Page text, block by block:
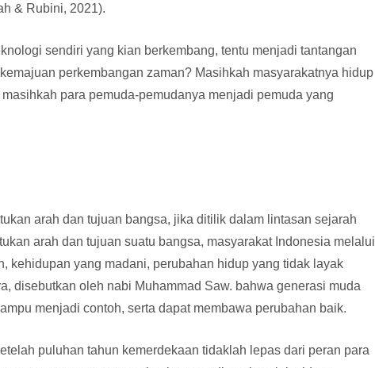
& Rubini, 2021).
sendiri yang kian berkembang, tentu menjadi tantangan
perkembangan zaman? Masihkah masyarakatnya hidup
para pemuda-pemudanya menjadi pemuda yang
arah dan tujuan bangsa, jika ditilik dalam lintasan sejarah
arah dan tujuan suatu bangsa, masyarakat Indonesia melalui
kehidupan yang madani, perubahan hidup yang tidak layak
disebutkan oleh nabi Muhammad Saw. bahwa generasi muda
menjadi contoh, serta dapat membawa perubahan baik.
puluhan tahun kemerdekaan tidaklah lepas dari peran para